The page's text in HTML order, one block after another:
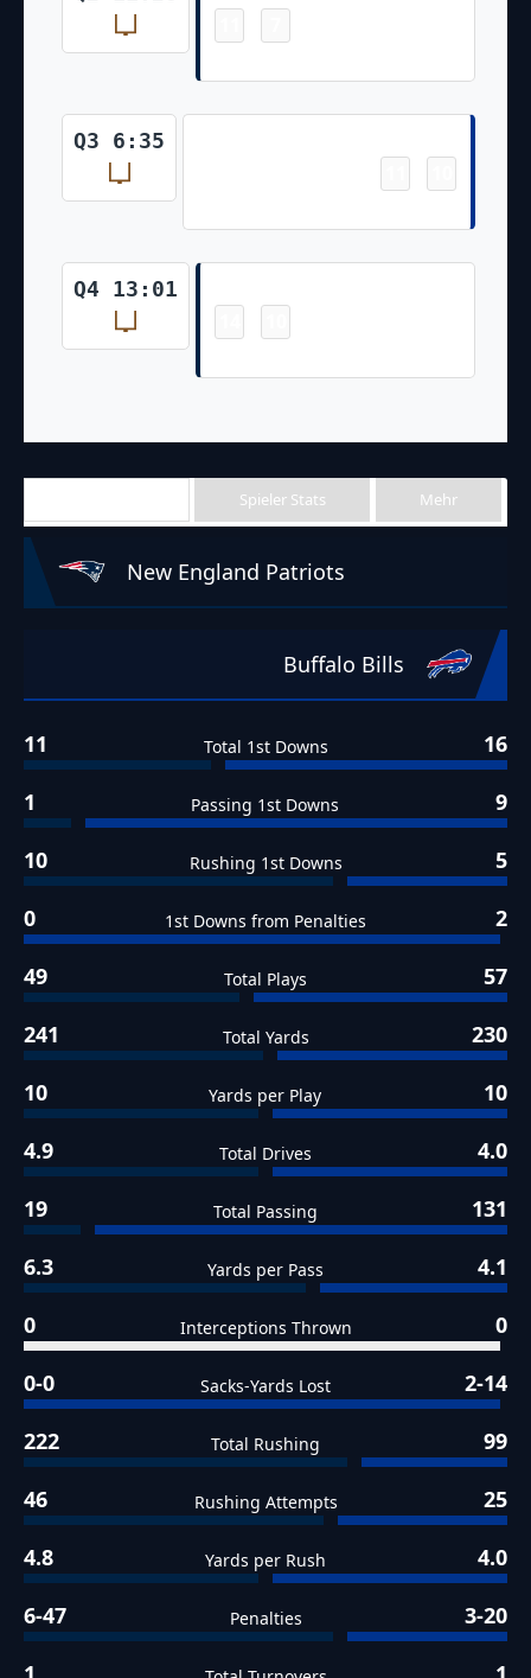
Q3 6:35
Q4 13:01
Spieler Stats Mehr
New England Patriots
Buffalo Bills
11 Total 1st Downs 16
1 Passing 1st Downs 9
10 Rushing 1st Downs 5
0 1st Downs from Penalties 2
49 Total Plays 57
241 Total Yards 230
10 Yards per Play 10
4.9 Total Drives 4.0
19 Total Passing 131
6.3 Yards per Pass 4.1
0 Interceptions Thrown 0
0-0 Sacks-Yards Lost 2-14
222 Total Rushing 99
46 Rushing Attempts 25
4.8 Yards per Rush 4.0
6-47 Penalties 3-20